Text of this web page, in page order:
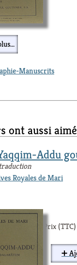
Manuscrits
ont aussi aimé
Addu
Royales de Mari
Prix
➕